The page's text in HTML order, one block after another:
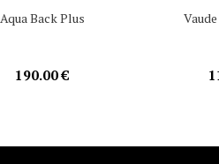
Aqua Back Plus
190.00 €